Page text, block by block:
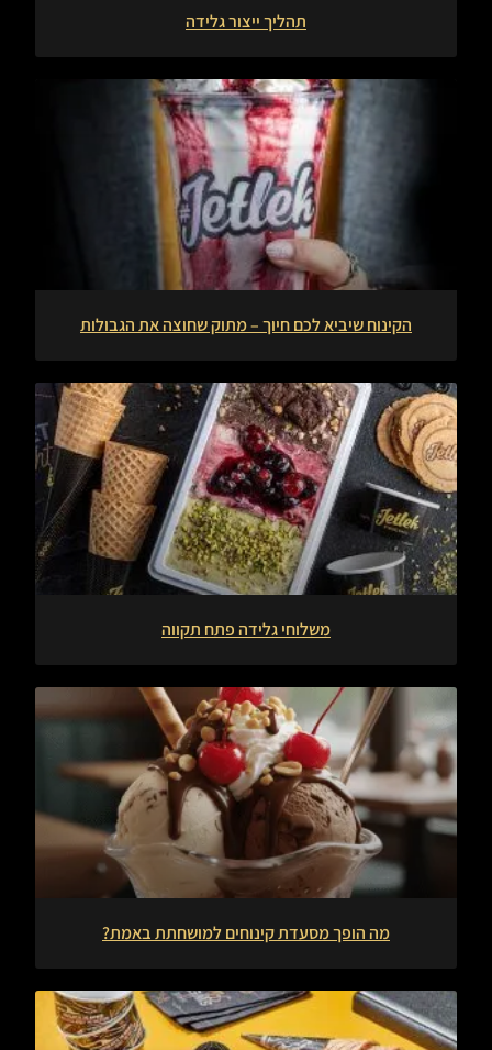
תהליך ייצור גלידה
הקינוח שיביא לכם חיוך – מתוק שחוצה את הגבולות
משלוחי גלידה פתח תקווה
מה הופך מסעדת קינוחים למושחתת באמת?